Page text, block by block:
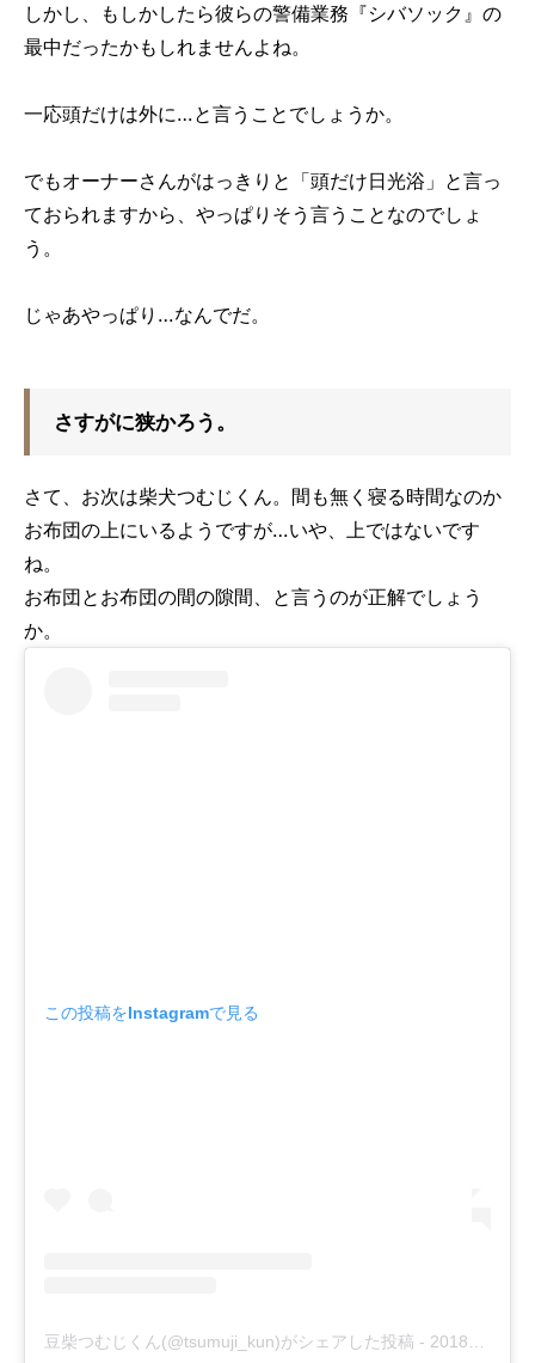
しかし、もしかしたら彼らの警備業務『シバソック』の
最中だったかもしれませんよね。
一応頭だけは外に…と言うことでしょうか。
でもオーナーさんがはっきりと「頭だけ日光浴」と言っ
ておられますから、やっぱりそう言うことなのでしょ
う。
じゃあやっぱり…なんでだ。
さすがに狭かろう。
さて、お次は柴犬つむじくん。間も無く寝る時間なのか
お布団の上にいるようですが…いや、上ではないです
ね。
お布団とお布団の間の隙間、と言うのが正解でしょう
か。
この投稿をInstagramで見る
豆柴つむじくん(@tsumuji_kun)がシェアした投稿 - 2018年11月月6日午前5時41分PST